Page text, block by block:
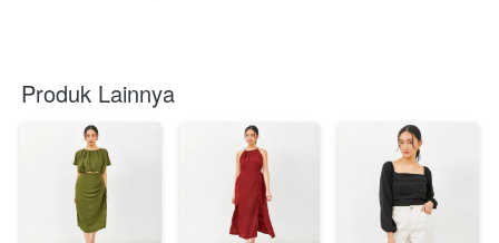
Produk Lainnya